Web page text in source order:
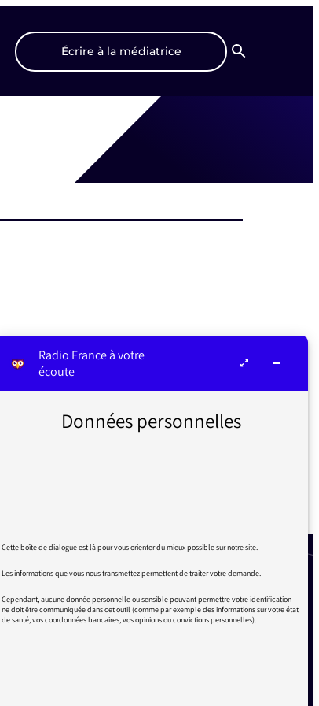
Écrire à la médiatrice
Recherche
Radio France à votre
écoute
Données personnelles
Cette boîte de dialogue est là pour vous orienter du mieux possible sur notre site.
Les informations que vous nous transmettez permettent de traiter votre demande.
Cependant, aucune donnée personnelle ou sensible pouvant permettre votre identification
ne doit être communiquée dans cet outil (comme par exemple des informations sur votre état
de santé, vos coordonnées bancaires, vos opinions ou convictions personnelles).